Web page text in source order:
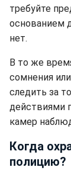
требуйте
основанием
нет.
В то же
сомнения
следить за
действиями
камер
Когда
полицию?